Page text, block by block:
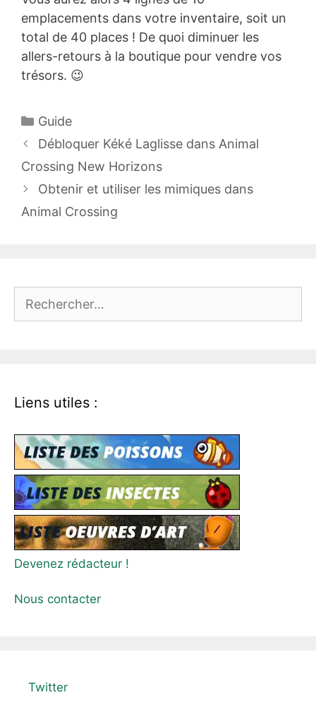
emplacements dans votre inventaire, soit un
total de 40 places ! De quoi diminuer les
allers-retours à la boutique pour vendre vos
trésors. 😉
Catégories
Guide
Débloquer Kéké Laglisse dans Animal
Crossing New Horizons
Obtenir et utiliser les mimiques dans
Animal Crossing
Liens utiles :
Devenez rédacteur !
Nous contacter
Twitter